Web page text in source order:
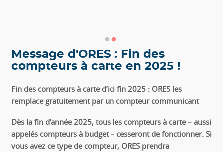
Message d'ORES : Fin des
compteurs à carte en 2025 !
Fin des compteurs à carte d’ici fin 2025 : ORES les
remplace gratuitement par un compteur communicant
Dès la fin d’année 2025, tous les compteurs à carte – aussi
appelés compteurs à budget – cesseront de fonctionner. Si
vous avez ce type de compteur, ORES prendra